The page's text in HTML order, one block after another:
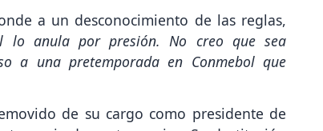
a un desconocimiento de las reglas,
lo anula por presión. No creo que sea
a una pretemporada en Conmebol que
de su cargo como presidente de